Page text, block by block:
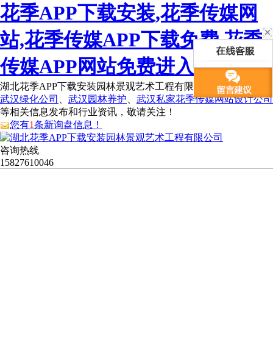
花季APP下载安装,花季传媒网
站,花季传媒APP下载免费,花季
传媒APP网站免费进入
湖北花季APP下载安装园林景观艺术工程有限公司为您免费提供
武汉绿化公司
武汉园林养护
武汉私家花季传媒网站设计公司
等相关信息发布和行业资讯，敬请关注！
您有1条新询盘信息！
咨询热线
15827610046